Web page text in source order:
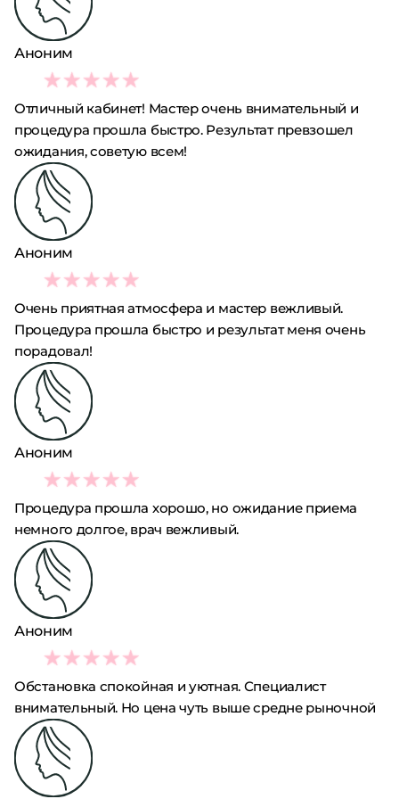
Аноним
5
Отличный кабинет! Мастер очень внимательный и
процедура прошла быстро. Результат превзошел
ожидания, советую всем!
Аноним
5
Очень приятная атмосфера и мастер вежливый.
Процедура прошла быстро и результат меня очень
порадовал!
Аноним
3
Процедура прошла хорошо, но ожидание приема
немного долгое, врач вежливый.
Аноним
4
Обстановка спокойная и уютная. Специалист
внимательный. Но цена чуть выше средне рыночной